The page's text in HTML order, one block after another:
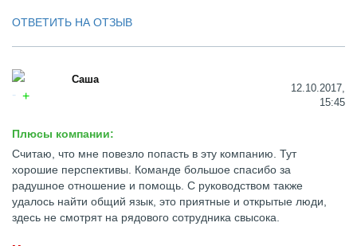
ОТВЕТИТЬ НА ОТЗЫВ
Саша
12.10.2017,
15:45
Плюсы компании:
Считаю, что мне повезло попасть в эту компанию. Тут
хорошие перспективы. Команде большое спасибо за
радушное отношение и помощь. С руководством также
удалось найти общий язык, это приятные и открытые люди,
здесь не смотрят на рядового сотрудника свысока.